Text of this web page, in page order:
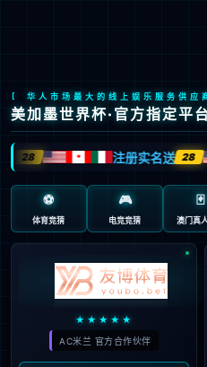
研究领域
首页>一站式服务>研究领域